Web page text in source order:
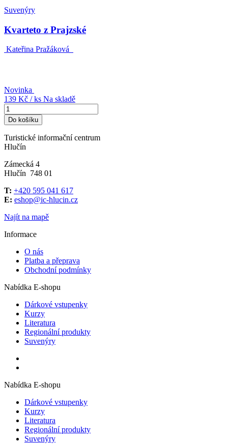
Suvenýry
Kvarteto z Prajzské
Kateřina Pražáková
Novinka
139 Kč / ks Na skladě
Do košíku
Turistické informační centrum
Hlučín
Zámecká 4
Hlučín 748 01
T: +420 595 041 617
E: eshop@ic-hlucin.cz
Najít na mapě
Informace
O nás
Platba a přeprava
Obchodní podmínky
Nabídka E-shopu
Dárkové vstupenky
Kurzy
Literatura
Regionální produkty
Suvenýry
Nabídka E-shopu
Dárkové vstupenky
Kurzy
Literatura
Regionální produkty
Suvenýry